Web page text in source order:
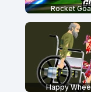
Rocket
Happy